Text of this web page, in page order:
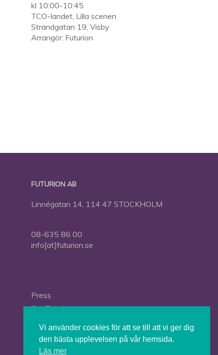
kl 10:00-10:45
TCO-landet, Lilla scenen
Strandgatan 19, Visby
Arrangör: Futurion
FUTURION AB
Linnégatan 14, 114 47 STOCKHOLM
08-635 86 00
info[at]futurion.se
Press
Om Futurion
Vi använder cookies för att se till att vi ger dig
den bästa upplevelsen på vår hemsida.
Läs mer